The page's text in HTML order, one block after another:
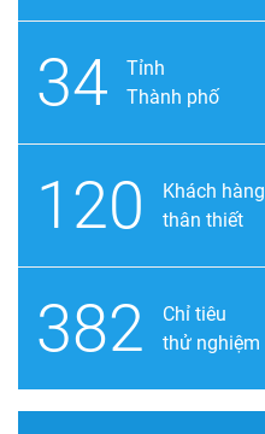
34
Tỉnh
Thành phố
120
Khách hàng
thân thiết
382
Chỉ tiêu
thử nghiệm